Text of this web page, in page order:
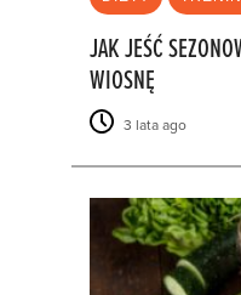
JAK JEŚĆ
WIOSNĘ
3 lata ago